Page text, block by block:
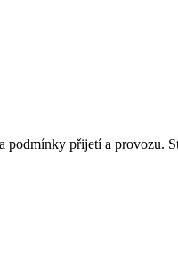
podmínky přijetí a provozu.